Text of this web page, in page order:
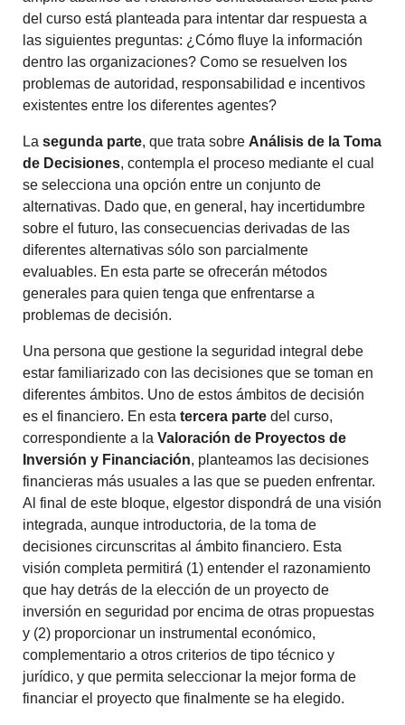
del curso está planteada para intentar dar respuesta a
las siguientes preguntas: ¿Cómo fluye la información
dentro las organizaciones? Como se resuelven los
problemas de autoridad, responsabilidad e incentivos
existentes entre los diferentes agentes?
Lasegunda parte, que trata sobre Análisis de la Toma
de Decisiones, contempla el proceso mediante el cual
se selecciona una opción entre un conjunto de
alternativas. Dado que, en general, hay incertidumbre
sobre el futuro, las consecuencias derivadas de las
diferentes alternativas sólo son parcialmente
evaluables. En esta parte se ofrecerán métodos
generales para quien tenga que enfrentarse a
problemas de decisión.
Una persona que gestione la seguridad integral debe
estar familiarizado con las decisiones que se toman en
diferentes ámbitos. Uno de estos ámbitos de decisión
es el financiero. En estatercera parte del curso,
correspondiente a laValoración de Proyectos de
Inversión y Financiación, planteamos las decisiones
financieras más usuales a las que se pueden enfrentar.
Al final de este bloque, elgestor dispondrá de una visión
integrada, aunque introductoria, de la toma de
decisiones circunscritas al ámbito financiero. Esta
visión completa permitirá (1) entender el razonamiento
que hay detrás de la elección de un proyecto de
inversión en seguridad por encima de otras propuestas
y (2) proporcionar un instrumental económico,
complementario a otros criterios de tipo técnico y
jurídico, y que permita seleccionar la mejor forma de
financiar el proyecto que finalmente se ha elegido.